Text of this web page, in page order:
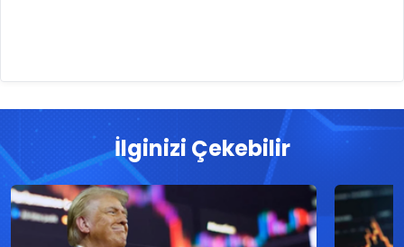
İlginizi Çekebilir